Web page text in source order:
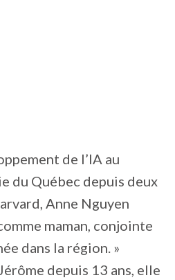
de l’IA au
du Québec depuis deux
Anne Nguyen
maman, conjointe
dans la région. »
depuis 13 ans, elle